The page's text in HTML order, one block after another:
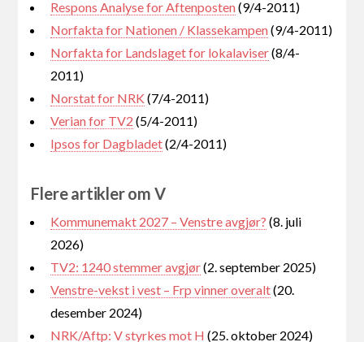
Respons Analyse for Aftenposten(9/4-2011)
Norfakta for Nationen / Klassekampen(9/4-2011)
Norfakta for Landslaget for lokalaviser(8/4-
2011)
Norstat for NRK (7/4-2011)
Verian for TV2 (5/4-2011)
Ipsos for Dagbladet(2/4-2011)
Flere artikler om V
Kommunemakt 2027 – Venstre avgjør? (8. juli
2026)
TV2: 1240 stemmer avgjør(2. september 2025)
Venstre-vekst i vest – Frp vinner overalt(20.
desember 2024)
NRK/Aftp: V styrkes mot H (25. oktober 2024)